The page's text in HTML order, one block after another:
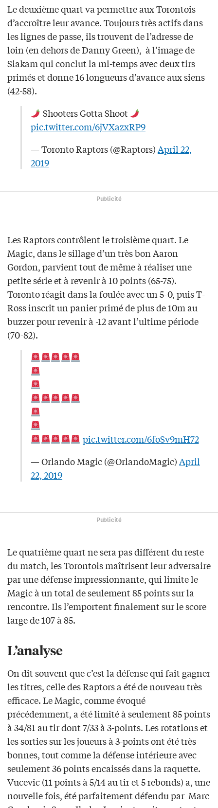
Le deuxième quart va permettre aux Torontois
d’accroître leur avance. Toujours très actifs dans
les lignes de passe, ils trouvent de l’adresse de
loin (en dehors de Danny Green), à l’image de
Siakam qui conclut la mi-temps avec deux tirs
primés et donne 16 longueurs d’avance aux siens
(42-58).
Shooters Gotta Shoot
pic.twitter.com/6jVXazxRP9
— Toronto Raptors (@Raptors)April 22,
2019
Publicité
Les Raptors contrôlent le troisième quart. Le
Magic, dans le sillage d’un très bon Aaron
Gordon, parvient tout de même à réaliser une
petite série et à revenir à 10 points (65-75).
Toronto réagit dans la foulée avec un 5-0, puis T-
Ross inscrit un panier primé de plus de 10m au
buzzer pour revenir à -12 avant l’ultime période
(70-82).
pic.twitter.com/6foSv9mH72
— Orlando Magic (@OrlandoMagic)April
22, 2019
Publicité
Le quatrième quart ne sera pas différent du reste
du match, les Torontois maîtrisent leur adversaire
par une défense impressionnante, qui limite le
Magic à un total de seulement 85 points sur la
rencontre. Ils l’emportent finalement sur le score
large de 107 à 85.
L’analyse
On dit souvent que c’est la défense qui fait gagner
les titres, celle des Raptors a été de nouveau très
efficace. Le Magic, comme évoqué
précédemment, a été limité à seulement 85 points
à 34/81 au tir dont 7/33 à 3-points. Les rotations et
les sorties sur les joueurs à 3-points ont été très
bonnes, tout comme la défense intérieure avec
seulement 36 points encaissés dans la raquette.
Vucevic (11 points à 5/14 au tir et 5 rebonds) a, une
nouvelle fois, été parfaitement défendu par Marc